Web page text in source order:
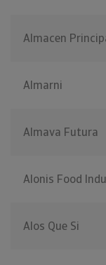
Almacen
Almarni
Almava Futura
Alonis Food
Alos Que Si